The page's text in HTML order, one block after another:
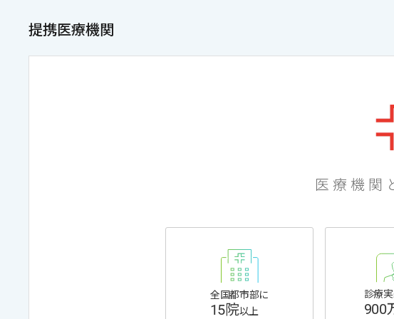
提携医療機関
全国都市部に
15院以上
診療
900